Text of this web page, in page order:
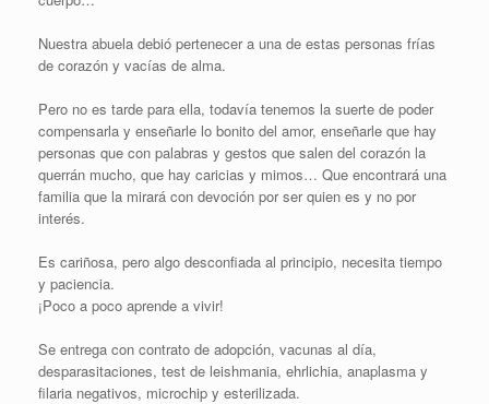
Nuestra abuela debió pertenecer a una de estas personas frías
de corazón y vacías de alma.
Pero no es tarde para ella, todavía tenemos la suerte de poder
compensarla y enseñarle lo bonito del amor, enseñarle que hay
personas que con palabras y gestos que salen del corazón la
querrán mucho, que hay caricias y mimos… Que encontrará una
familia que la mirará con devoción por ser quien es y no por
interés.
Es cariñosa, pero algo desconfiada al principio, necesita tiempo
y paciencia.
¡Poco a poco aprende a vivir!
Se entrega con contrato de adopción, vacunas al día,
desparasitaciones, test de leishmania, ehrlichia, anaplasma y
filaria negativos, microchip y esterilizada.